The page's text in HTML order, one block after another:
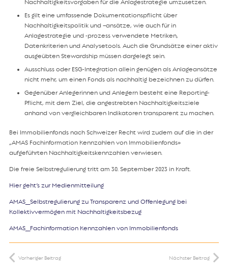
Nachhaltigkeitsvorgaben für die Anlagestrategie umzusetzen.
Es gilt eine umfassende Dokumentationspflicht über
Nachhaltigkeitspolitik und –ansätze, wie auch für in
Anlagestrategie und -prozess verwendete Metriken,
Datenkriterien und Analysetools. Auch die Grundsätze einer aktiv
ausgeübten Stewardship müssen dargelegt sein.
Ausschluss oder ESG-Integration allein genügen als Anlageansätze
nicht mehr, um einen Fonds als nachhaltig bezeichnen zu dürfen.
Gegenüber Anlegerinnen und Anlegern besteht eine Reporting-
Pflicht, mit dem Ziel, die angestrebten Nachhaltigkeitsziele
anhand von vergleichbaren Indikatoren transparent zu machen.
Bei Immobilienfonds nach Schweizer Recht wird zudem auf die in der
„AMAS Fachinformation Kennzahlen von Immobilienfonds»
aufgeführten Nachhaltigkeitskennzahlen verwiesen.
Die freie Selbstregulierung tritt am 30. September 2023 in Kraft.
Hier geht’s zur Medienmitteilung
AMAS_Selbstregulierung zu Transparenz und Offenlegung bei
Kollektivvermögen mit Nachhaltigkeitsbezug
AMAS_Fachinformation Kennzahlen von Immobilienfonds
Vorheriger Beitrag Nächster Beitrag